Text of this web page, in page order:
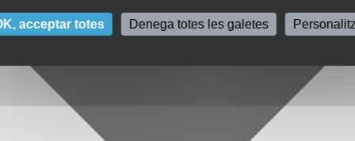
acceptar totes Denega totes les galetes